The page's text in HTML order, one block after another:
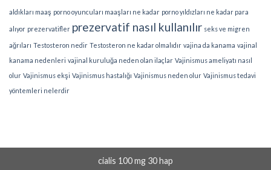
aldıkları maaş porno oyuncuları maaşları ne kadar porno yıldızları ne kadar para
alıyor prezervatifler prezervatif nasıl kullanılır seks ve migren
ağrıları Testosteron nedir Testosteron ne kadar olmalıdır vajina da kanama vajinal
kanama nedenleri vajinal kuruluğa neden olan ilaçlar Vajinismus ameliyatı nasıl
olur Vajinismus ekşi Vajinismus hastalığı Vajinismus neden olur Vajinismus tedavi
yöntemleri nelerdir
cialis 100 mg 30 hap